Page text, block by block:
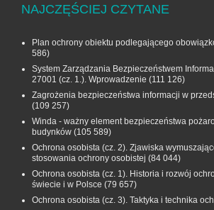
NAJCZĘŚCIEJ CZYTANE
Plan ochrony obiektu podlegającego
586)
System Zarządzania Bezpieczeństwem
27001 (cz. 1.). Wprowadzenie (111 126)
Zagrożenia bezpieczeństwa informacji w
(109 257)
Winda - ważny element bezpieczeństwa
budynków (105 589)
Ochrona osobista (cz. 2). Zjawiska
stosowania ochrony osobistej (84 044)
Ochrona osobista (cz. 1). Historia i rozwój
świecie i w Polsce (79 657)
Ochrona osobista (cz. 3). Taktyka i technika